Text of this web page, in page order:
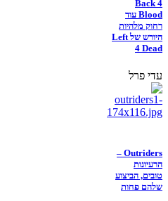
Back 4
Blood עוד
רחוק מלהיות
היורש של Left
4 Dead
עדי פרל
Outriders –
הרעיונות
טובים, הביצוע
שלהם פחות